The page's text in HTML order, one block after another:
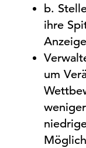
b.
ihre
um